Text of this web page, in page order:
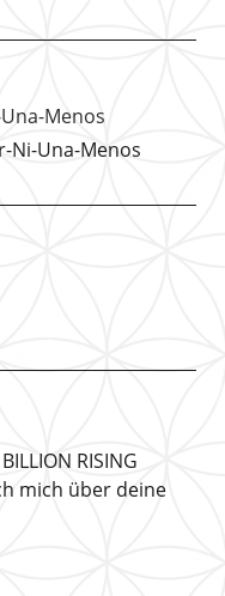
Ni-Una-Menos
RISING
mich über deine